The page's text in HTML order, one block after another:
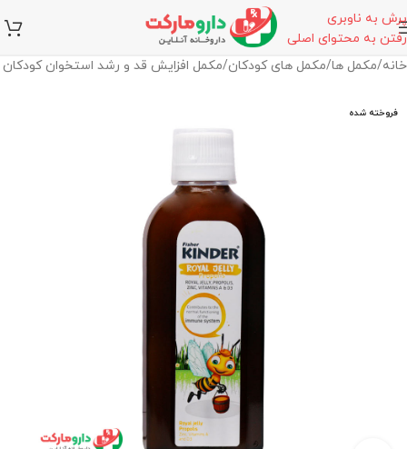
پرش به ناوبری
رفتن به محتوای اصلی
خانه/مکمل ها/مکمل های کودکان/مکمل افزایش قد و رشد استخوان کودکان
فروخته شده